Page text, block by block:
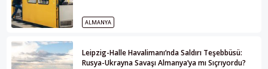
ALMANYA
Leipzig-Halle Havalimanı’nda Saldırı Teşebbüsü:
Rusya-Ukrayna Savaşı Almanya’ya mı Sıçrıyordu?